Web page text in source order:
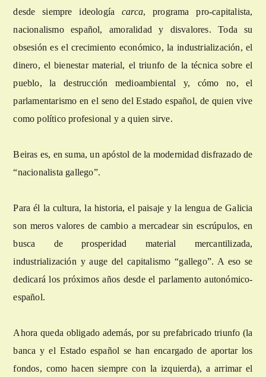
desde siempre ideología carca, programa pro-capitalista,
nacionalismo español, amoralidad y disvalores. Toda su
obsesión es el crecimiento económico, la industrialización, el
dinero, el bienestar material, el triunfo de la técnica sobre el
pueblo, la destrucción medioambiental y, cómo no, el
parlamentarismo en el seno del Estado español, de quien vive
como político profesional y a quien sirve.
Beiras es, en suma, un apóstol de la modernidad disfrazado de
“nacionalista gallego”.
Para él la cultura, la historia, el paisaje y la lengua de Galicia
son meros valores de cambio a mercadear sin escrúpulos, en
busca de prosperidad material mercantilizada,
industrialización y auge del capitalismo “gallego”. A eso se
dedicará los próximos años desde el parlamento autonómico-
español.
Ahora queda obligado además, por su prefabricado triunfo (la
banca y el Estado español se han encargado de aportar los
fondos, como hacen siempre con la izquierda), a arrimar el